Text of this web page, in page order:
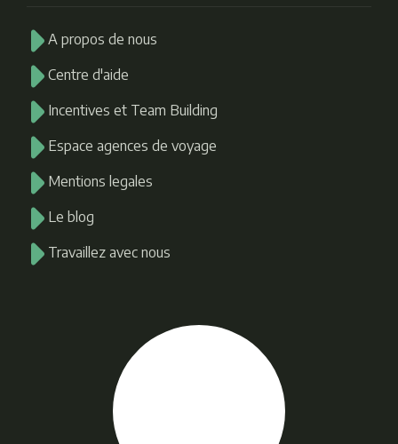
A propos de nous
Centre d'aide
Incentives et Team Building
Espace agences de voyage
Mentions legales
Le blog
Travaillez avec nous